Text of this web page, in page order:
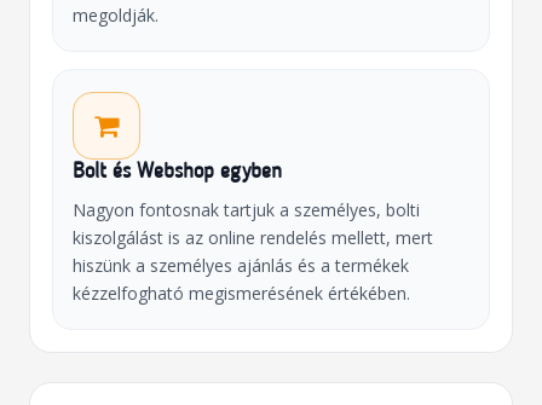
megoldják.
Bolt és Webshop egyben
Nagyon fontosnak tartjuk a személyes, bolti
kiszolgálást is az online rendelés mellett, mert
hiszünk a személyes ajánlás és a termékek
kézzelfogható megismerésének értékében.